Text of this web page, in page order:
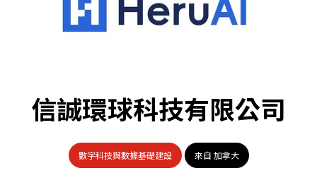
信誠環球科技有限公司
數字科技與數據基礎建設 來自 加拿大